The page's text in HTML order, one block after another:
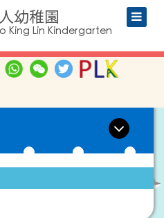
幼稚園
King Lin Kindergarten